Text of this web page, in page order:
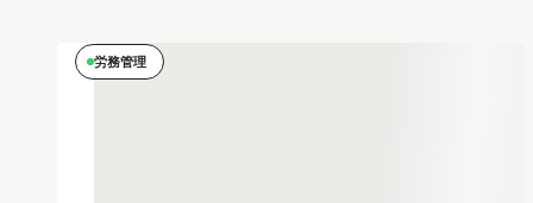
労務管理